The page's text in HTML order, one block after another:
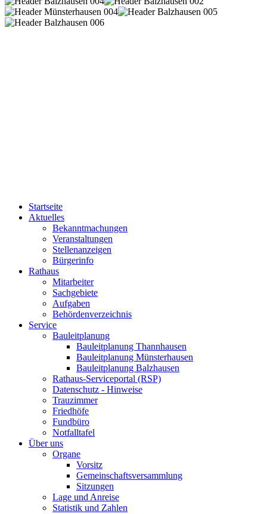
Startseite
Aktuelles
Bekanntmachungen
Veranstaltungen
Stellenanzeigen
Bürgerinfo
Rathaus
Mitarbeiter
Sachgebiete
Aufgaben
Behördenverzeichnis
Service
Bauleitplanung
Bauleitplanung Thannhausen
Bauleitplanung Münsterhausen
Bauleitplanung Balzhausen
Rathaus-Serviceportal (RSP)
Datenschutz - Hinweise
Trauzimmer
Friedhöfe
Fundbüro
Notfalltafel
Über uns
Organe
Vorsitz
Gemeinschaftsversammlung
Sitzungen
Lage und Anreise
Statistik und Zahlen